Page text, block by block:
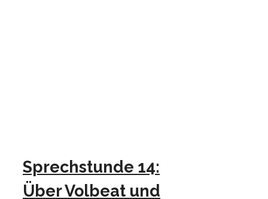
Sprechstunde 14:
Über Volbeat und